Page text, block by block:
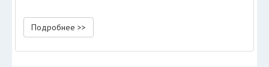
Подробнее >>